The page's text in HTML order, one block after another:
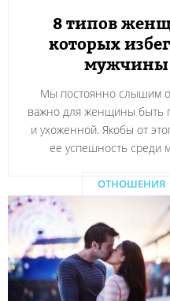
8 типов
которых
мужчины
Мы постоянно слышим о
важно для женщины быть
и ухоженной. Якобы от
ее успешность среди
ОТНОШЕНИЯ